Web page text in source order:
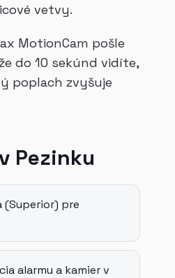
vetvy.
MotionCam pošle
do 10 sekúnd vidíte,
poplach zvyšuje
Pezinku
(Superior) pre
alarmu a kamier v